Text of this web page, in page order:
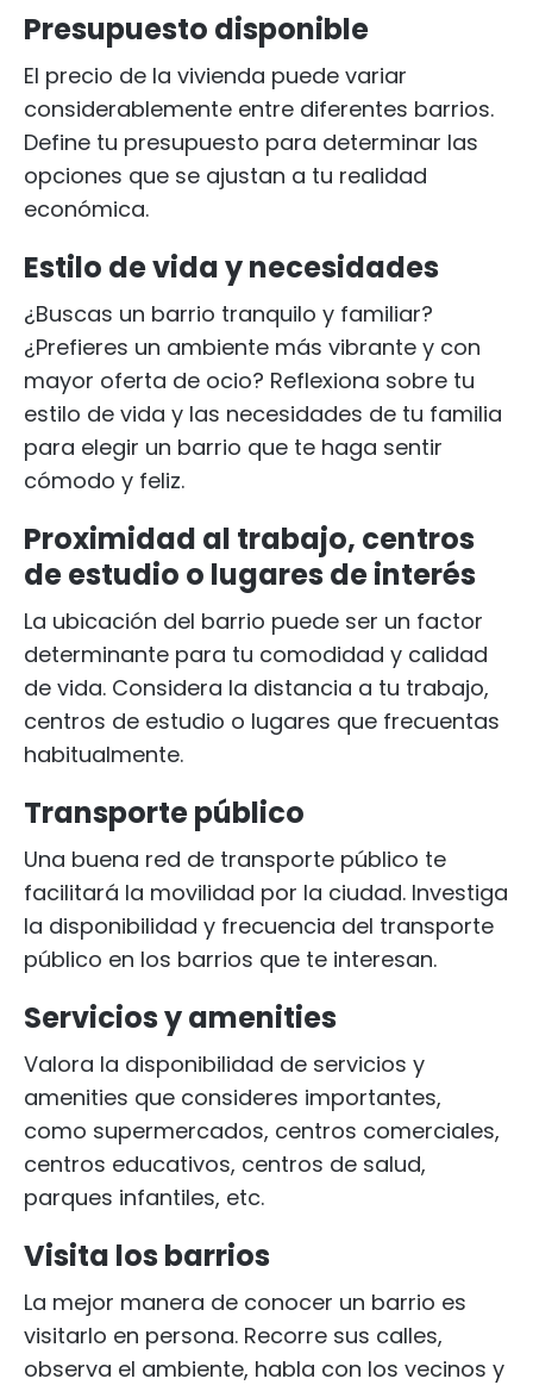
Presupuesto disponible
El precio de la vivienda puede variar
considerablemente entre diferentes barrios.
Define tu presupuesto para determinar las
opciones que se ajustan a tu realidad
económica.
Estilo de vida y necesidades
¿Buscas un barrio tranquilo y familiar?
¿Prefieres un ambiente más vibrante y con
mayor oferta de ocio? Reflexiona sobre tu
estilo de vida y las necesidades de tu familia
para elegir un barrio que te haga sentir
cómodo y feliz.
Proximidad al trabajo, centros
de estudio o lugares de interés
La ubicación del barrio puede ser un factor
determinante para tu comodidad y calidad
de vida. Considera la distancia a tu trabajo,
centros de estudio o lugares que frecuentas
habitualmente.
Transporte público
Una buena red de transporte público te
facilitará la movilidad por la ciudad. Investiga
la disponibilidad y frecuencia del transporte
público en los barrios que te interesan.
Servicios y amenities
Valora la disponibilidad de servicios y
amenities que consideres importantes,
como supermercados, centros comerciales,
centros educativos, centros de salud,
parques infantiles, etc.
Visita los barrios
La mejor manera de conocer un barrio es
visitarlo en persona. Recorre sus calles,
observa el ambiente, habla con los vecinos y